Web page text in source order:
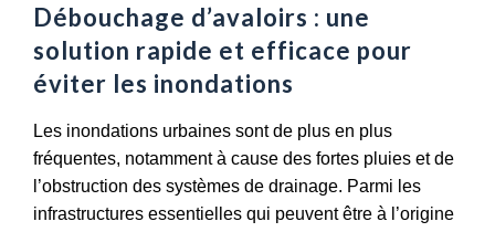
o
û
t
d
’
e
x
r
e
p
e
l
p
Débouchage d’avaloirs : une
solution rapide et efficace pour
éviter les inondations
Les inondations urbaines sont de plus en plus
fréquentes, notamment à cause des fortes pluies et de
l’obstruction des systèmes de drainage. Parmi les
infrastructures essentielles qui peuvent être à l’origine